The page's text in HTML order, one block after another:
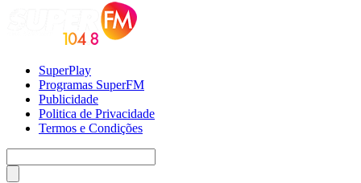
SuperPlay
Programas SuperFM
Publicidade
Politica de Privacidade
Termos e Condições